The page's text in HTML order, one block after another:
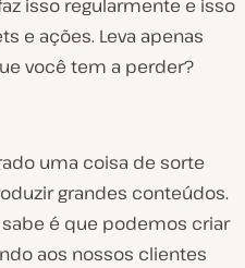
isso regularmente e isso
e ações. Leva apenas
você tem a perder?
uma coisa de sorte
grandes conteúdos.
é que podemos criar
aos nossos clientes